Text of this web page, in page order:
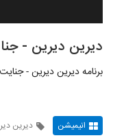
دیرین دیرین -
برنامه دیرین دیرین -
انیمیشن دیرین